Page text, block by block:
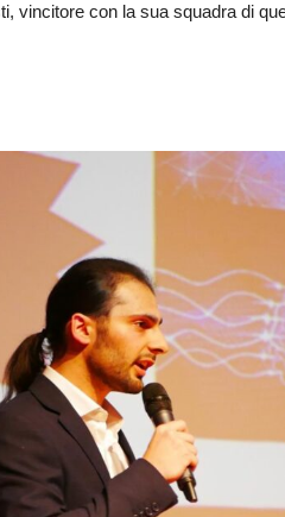
vincitore con la sua squadra di